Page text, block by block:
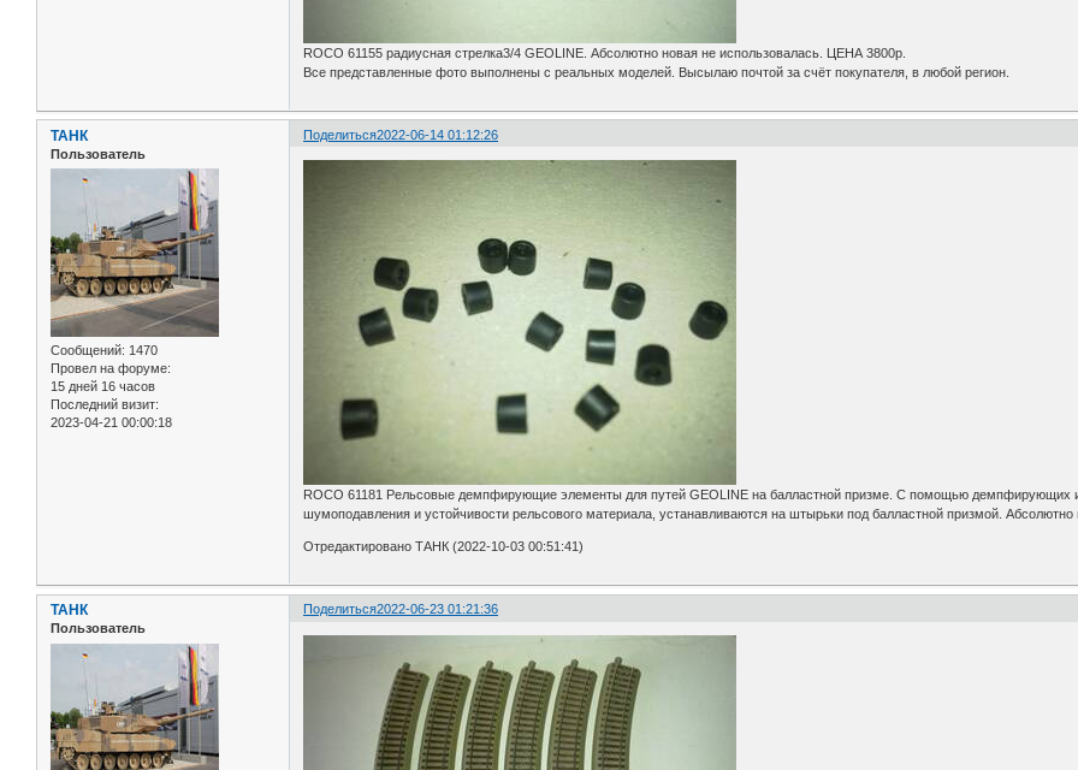
ROCO 61155 радиусная стрелка3/4 GEOLINE. Абсолютно новая не использовалась. ЦЕНА 3800р.
Все представленные фото выполнены с реальных моделей. Высылаю почтой за счёт покупателя, в любой регион.
Поделиться2022-06-14 01:12:26
ТАНК
Пользователь
Сообщений: 1470
Провел на форуме:
15 дней 16 часов
Последний визит:
2023-04-21 00:00:18
ROCO 61181 Рельсовые демпфирующие элементы для путей GEOLINE на балластной призме. С помощью демпфирующих
шумоподавления и устойчивости рельсового материала, устанавливаются на штырьки под балластной призмой.
Отредактировано ТАНК (2022-10-03 00:51:41)
Поделиться2022-06-23 01:21:36
ТАНК
Пользователь